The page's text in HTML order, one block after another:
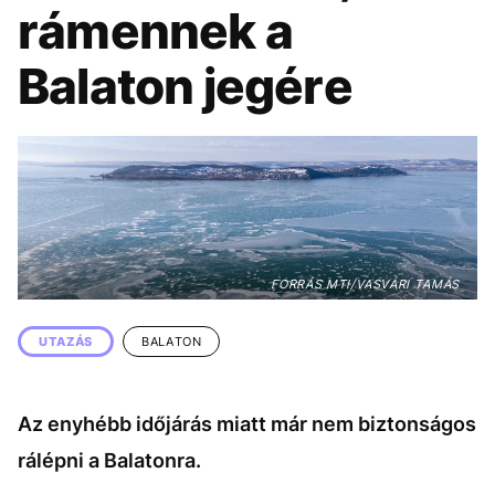
KÖZÉLET
ÉLETMÓD DESIGN
BESZÉLGETÉSEK ARCOK
VIDEÓ TÖRTÉNETEK
GASZTRO
rámennek a
Balaton jegére
FORRÁS MTI/VASVÁRI TAMÁS
UTAZÁS BALATON
Az enyhébb időjárás miatt már nem biztonságos
rálépni a Balatonra.